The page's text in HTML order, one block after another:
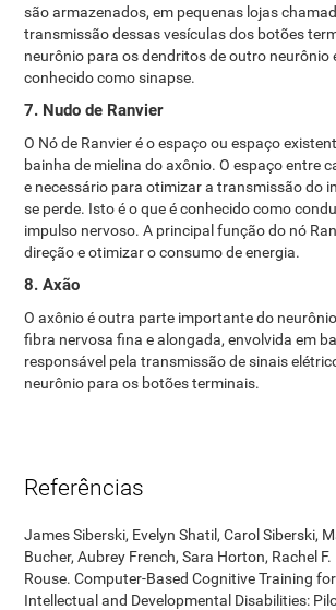
são armazenados, em pequenas lojas
transmissão dessas vesículas dos botões
neurônio para os dendritos de outro neurônio
conhecido como sinapse.
7. Nudo de Ranvier
O Nó de Ranvier é o espaço ou espaço
bainha de mielina do axônio. O espaço entre
e necessário para otimizar a transmissão do
se perde. Isto é o que é conhecido como
impulso nervoso. A principal função do nó
direção e otimizar o consumo de energia.
8. Axão
O axônio é outra parte importante do
fibra nervosa fina e alongada, envolvida em
responsável pela transmissão de sinais
neurônio para os botões terminais.
Referências
James Siberski, Evelyn Shatil, Carol Siberski,
Bucher, Aubrey French, Sara Horton, Rachel
Rouse. Computer-Based Cognitive Training
Intellectual and Developmental Disabilities: